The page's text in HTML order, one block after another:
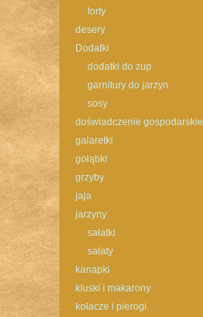
torty
desery
Dodatki
dodatki do zup
garnitury do jarzyn
sosy
doświadczenie gospodarskie
galaretki
gołąbki
grzyby
jaja
jarzyny
sałatki
sałaty
kanapki
kluski i makarony
kołacze i pierogi